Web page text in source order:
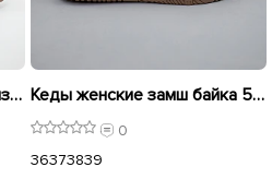
Угги женские замшевые низкие на меху 593255 Коричневый Кеды женские замш байка 592959 Бежевые распродажа
0
36373839